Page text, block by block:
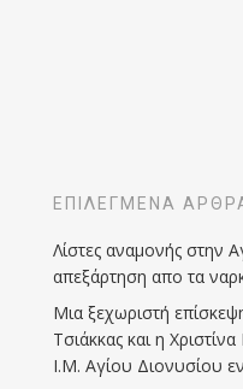
ΕΠΙΛΕΓΜΈΝΑ
Λίστες αναμονής στην
απεξάρτηση απο τα
Μια ξεχωριστή
Τσιάκκας και η
Ι.Μ. Αγίου Διονυσίου